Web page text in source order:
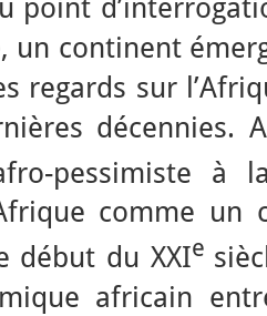
point
un continent
regards sur
décennies.
pessimiste à
comme un
début du XXIe
africain